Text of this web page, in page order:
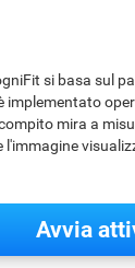
si basa sul
implementato
mira a
Avvia